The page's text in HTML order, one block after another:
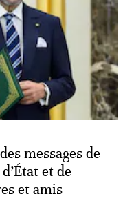
messages de
et de
et amis